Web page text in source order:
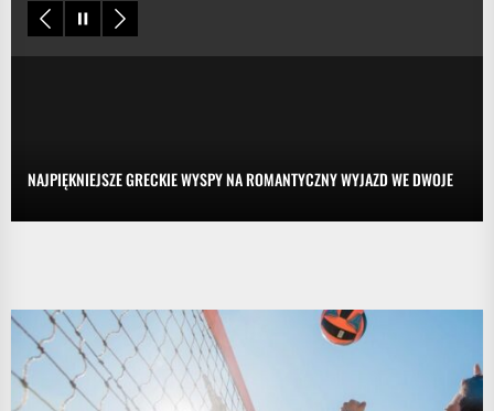
NAJPIĘKNIEJSZE GRECKIE WYSPY NA ROMANTYCZNY WYJAZD WE DWOJE